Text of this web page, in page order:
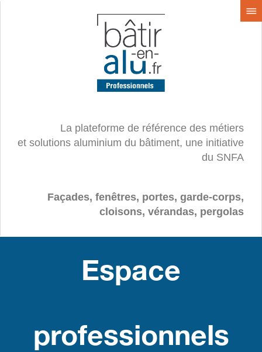
La plateforme de référence des métiers
et solutions aluminium du bâtiment, une initiative
du SNFA
Façades, fenêtres, portes, garde-corps,
cloisons, vérandas, pergolas
Espace
professionnels